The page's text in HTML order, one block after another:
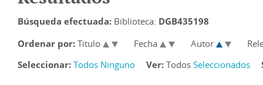
Búsqueda efectuada: Biblioteca: DGB435198
Ordenar por: Titulo Fecha Autor
Seleccionar: Todos Ninguno Ver: Todos Seleccionados